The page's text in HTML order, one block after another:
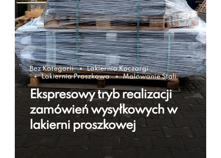
Bez Kategorii
Lakiernia Koczargi
Lakiernia Proszkowa
Malowanie Stali
Ekspresowy tryb realizacji
zamówień wysyłkowych w
lakierni proszkowej